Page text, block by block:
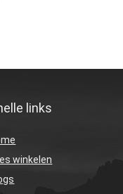
links
winkelen